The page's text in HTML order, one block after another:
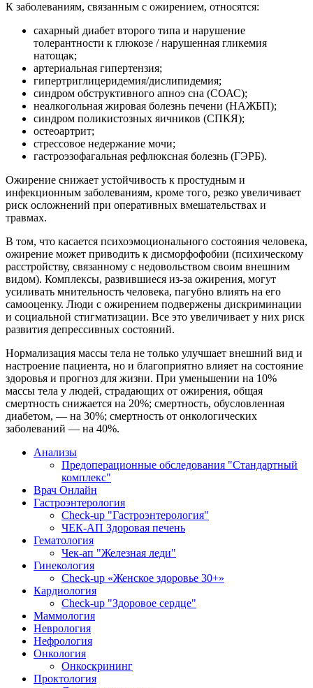
К заболеваниям, связанным с ожирением, относятся:
сахарный диабет второго типа и нарушение
толерантности к глюкозе / нарушенная гликемия
натощак;
артериальная гипертензия;
гипертриглицеридемия/дислипидемия;
синдром обструктивного апноэ сна (СОАС);
неалкогольная жировая болезнь печени (НАЖБП);
синдром поликистозных яичников (СПКЯ);
остеоартрит;
стрессовое недержание мочи;
гастроэзофагальная рефлюксная болезнь (ГЭРБ).
Ожирение снижает устойчивость к простудным и
инфекционным заболеваниям, кроме того, резко увеличивает
риск осложнений при оперативных вмешательствах и
травмах.
В том, что касается психоэмоционального состояния человека,
ожирение может приводить к дисморфофобии (психическому
расстройству, связанному с недовольством своим внешним
видом). Комплексы, развившиеся из-за ожирения, могут
усиливать мнительность человека, пагубно влиять на его
самооценку. Люди с ожирением подвержены дискриминации
и социальной стигматизации. Все это увеличивает у них риск
развития депрессивных состояний.
Нормализация массы тела не только улучшает внешний вид и
настроение пациента, но и благоприятно влияет на состояние
здоровья и прогноз для жизни. При уменьшении на 10%
массы тела у людей, страдающих от ожирения, общая
смертность снижается на 20%; смертность, обусловленная
диабетом, — на 30%; смертность от онкологических
заболеваний — на 40%.
Анализы
Предоперационные обследования "Стандартный
комплекс"
Врач Онлайн
Гастроэнтерология
Check-up "Гастроэнтерология"
ЧЕК-АП Здоровая печень
Гематология
Чек-ап "Железная леди"
Гинекология
Check-up «Женское здоровье 30+»
Кардиология
Check-up "Здоровое сердце"
Маммология
Неврология
Нефрология
Онкология
Онкоскрининг
Проктология